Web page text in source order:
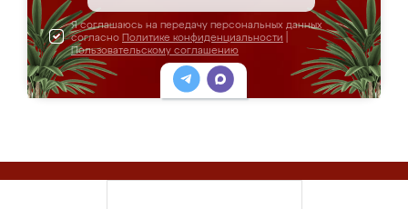
Я соглашаюсь на передачу персональных данных
согласно Политике конфиденциальности
Пользовательскому соглашению